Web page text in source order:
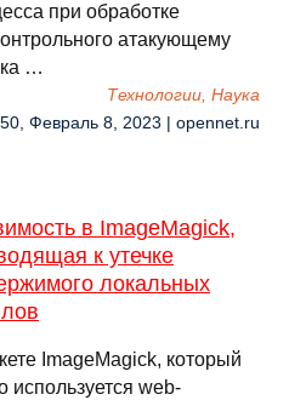
при обработке
атакующему
…
Технологии, Наука
Февраль 8, 2023 | opennet.ru
в ImageMagick,
к утечке
локальных
ImageMagick, который
используется web-